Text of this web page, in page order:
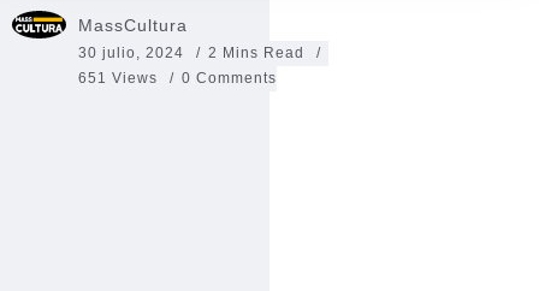
MassCultura
30 julio, 2024
2 Mins Read
651 Views
0 Comments